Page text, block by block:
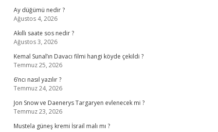
Ay düğümü nedir ?
Ağustos 4, 2026
Akıllı saate sos nedir ?
Ağustos 3, 2026
Kemal Sunal’ın Davacı filmi hangi köyde çekildi ?
Temmuz 25, 2026
6’ncı nasıl yazılır ?
Temmuz 24, 2026
Jon Snow ve Daenerys Targaryen evlenecek mi ?
Temmuz 23, 2026
Mustela güneş kremi İsrail malı mı ?